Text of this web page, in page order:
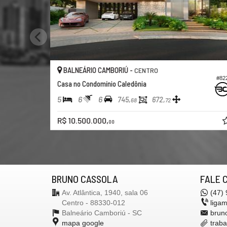
BALNEÁRIO CAMBORIÚ -CENTRO
Casa no Caledônia
3 5 4 400,00
R$ 3.700.000,00
BRUNO CASSOLA
Av. Atlântica, 1940, sala 06
Centro - 88330-012
Balneário Camboriú - SC
mapa google
FALE
(47)